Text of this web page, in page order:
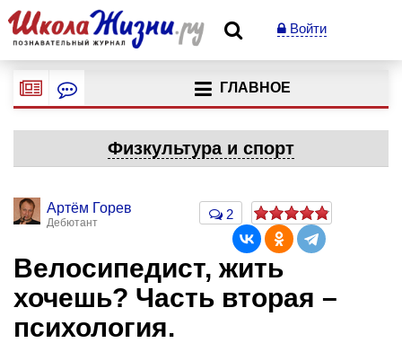
Войти
ГЛАВНОЕ
Физкультура и спорт
Артём Горев
Дебютант
2
Велосипедист, жить
хочешь? Часть вторая –
психология.